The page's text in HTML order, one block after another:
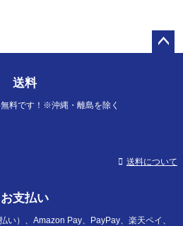
送料
料です！※沖縄・離島を除く
送料について
お支払い
い）、Amazon Pay、PayPay、楽天ペイ、